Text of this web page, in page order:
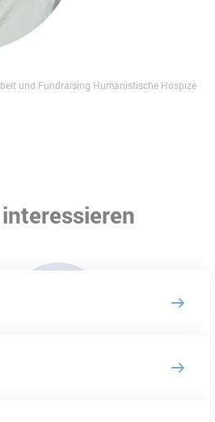
und Fundraising Humanistische Hospize